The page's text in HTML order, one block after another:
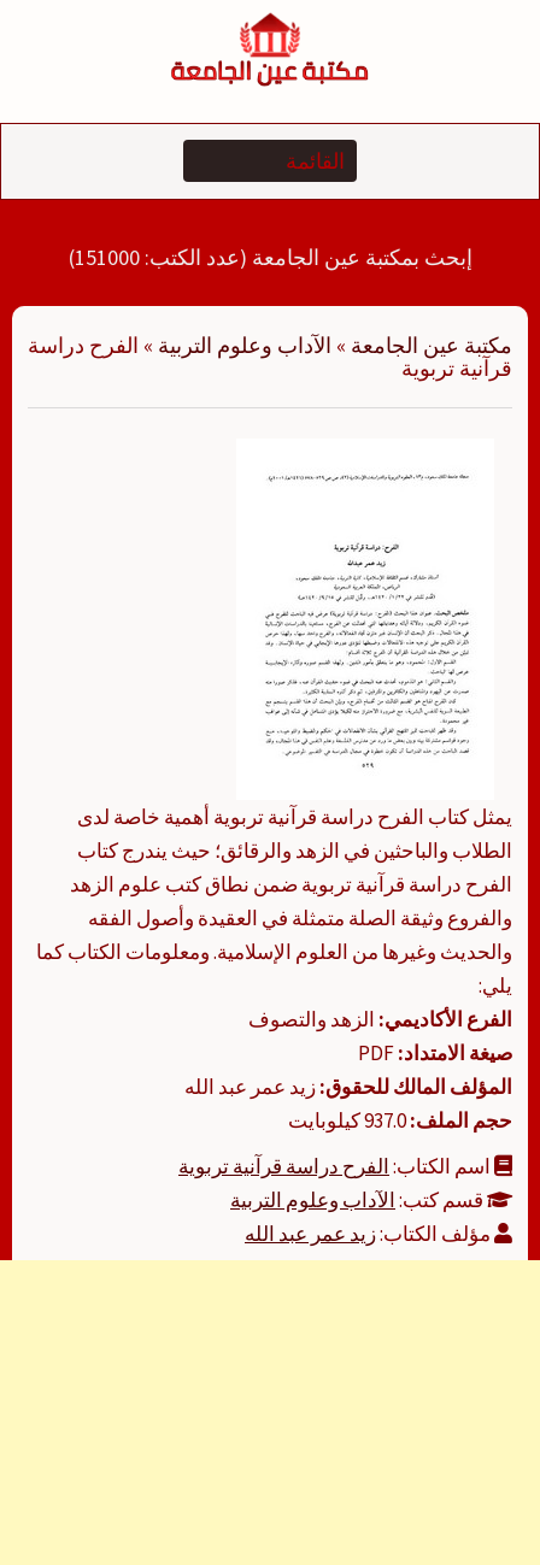
إبحث بمكتبة عين الجامعة (عدد الكتب: 151000)
مكتبة عين الجامعة » الآداب وعلوم التربية » الفرح دراسة
قرآنية تربوية
يمثل كتاب الفرح دراسة قرآنية تربوية أهمية خاصة لدى
الطلاب والباحثين في الزهد والرقائق؛ حيث يندرج كتاب
الفرح دراسة قرآنية تربوية ضمن نطاق كتب علوم الزهد
والفروع وثيقة الصلة متمثلة في العقيدة وأصول الفقه
والحديث وغيرها من العلوم الإسلامية. ومعلومات الكتاب كما
يلي:
الفرع الأكاديمي: الزهد والتصوف
صيغة الامتداد:
المؤلف المالك للحقوق:زيد عمر عبد الله
حجم الملف:937.0 كيلوبايت
اسم الكتاب:الفرح دراسة قرآنية تربوية
قسم كتب:الآداب وعلوم التربية
مؤلف الكتاب:زيد عمر عبد الله